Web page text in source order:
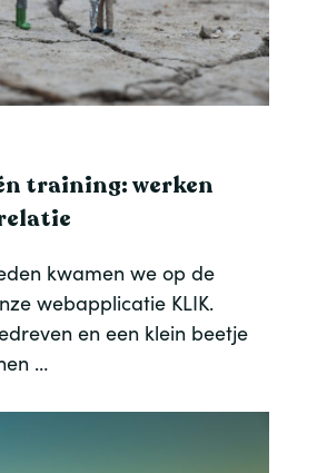
training: werken
kwamen we op de
webapplicatie KLIK.
en een klein beetje
…